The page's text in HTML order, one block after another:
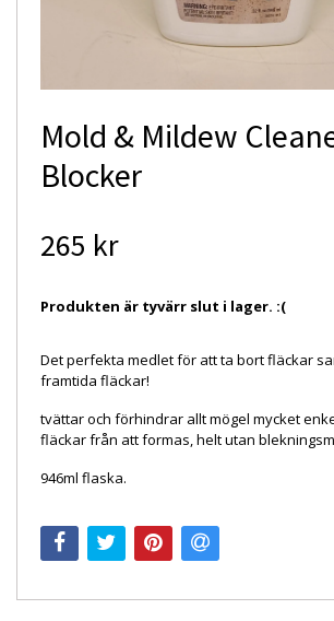
Mold & Mildew
Blocker
265 kr
Produkten är tyvärr slut i lager. :(
Det perfekta medlet för att ta bort fläckar
framtida fläckar!
tvättar och förhindrar allt mögel mycket
fläckar från att formas, helt utan
946ml flaska.